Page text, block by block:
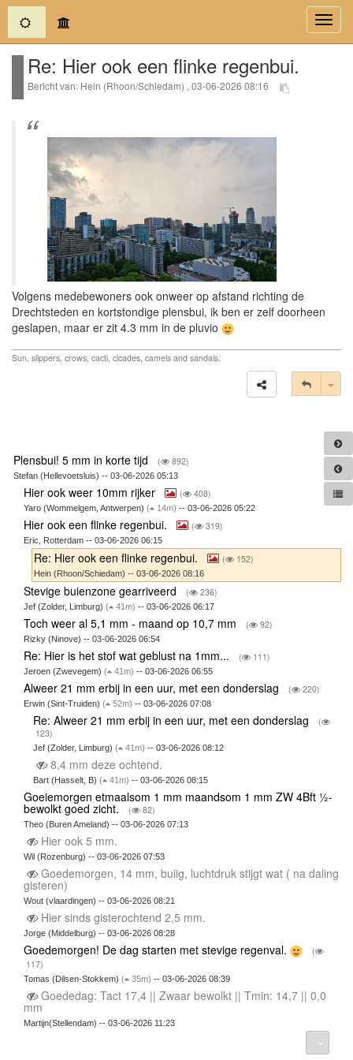
(current)
Re: Hier ook een flinke regenbui.
Bericht van: Hein (Rhoon/Schiedam) , 03-06-2026 08:16
Volgens medebewoners ook onweer op afstand richting de
Drechtsteden en kortstondige plensbui, ik ben er zelf doorheen
geslapen, maar er zit 4.3 mm in de pluvio
Sun, slippers, crows, cacti, cicades, camels and sandals.
Plensbui! 5 mm in korte tijd ( 892)
Stefan (Hellevoetsluis) -- 03-06-2026 05:13
Hier ook weer 10mm rijker ( 408)
Yaro (Wommelgem, Antwerpen) ( 14m) -- 03-06-2026 05:22
Hier ook een flinke regenbui. ( 319)
Eric, Rotterdam -- 03-06-2026 06:15
Re: Hier ook een flinke regenbui. ( 152)
Hein (Rhoon/Schiedam) -- 03-06-2026 08:16
Stevige buienzone gearriveerd ( 236)
Jef (Zolder, Limburg) ( 41m) -- 03-06-2026 06:17
Toch weer al 5,1 mm - maand op 10,7 mm ( 92)
Rizky (Ninove) -- 03-06-2026 06:54
Re: Hier is het stof wat geblust na 1mm... ( 111)
Jeroen (Zwevegem) ( 41m) -- 03-06-2026 06:55
Alweer 21 mm erbij in een uur, met een donderslag ( 220)
Erwin (Sint-Truiden) ( 52m) -- 03-06-2026 07:08
Re: Alweer 21 mm erbij in een uur, met een donderslag
(
123)
Jef (Zolder, Limburg)( 41m) -- 03-06-2026 08:12
8,4 mm deze ochtend.
Bart (Hasselt, B)( 41m) -- 03-06-2026 08:15
Goeiemorgen etmaalsom 1 mm maandsom 1 mm ZW 4Bft ½-
bewolkt goed zicht. ( 82)
Theo (Buren Ameland) -- 03-06-2026 07:13
Hier ook 5 mm.
Wil (Rozenburg) -- 03-06-2026 07:53
Goedemorgen, 14 mm, buiig, luchtdruk stijgt wat ( na daling
gisteren)
Wout (vlaardingen) -- 03-06-2026 08:21
Hier sinds gisterochtend 2,5 mm.
Jorge (Middelburg) -- 03-06-2026 08:28
Goedemorgen! De dag starten met stevige regenval.
(
117)
Tomas (Dilsen-Stokkem) ( 35m) -- 03-06-2026 08:39
Goededag: Tact 17,4 || Zwaar bewolkt || Tmin: 14,7 || 0,0
mm
Martijn(Stellendam) -- 03-06-2026 11:23